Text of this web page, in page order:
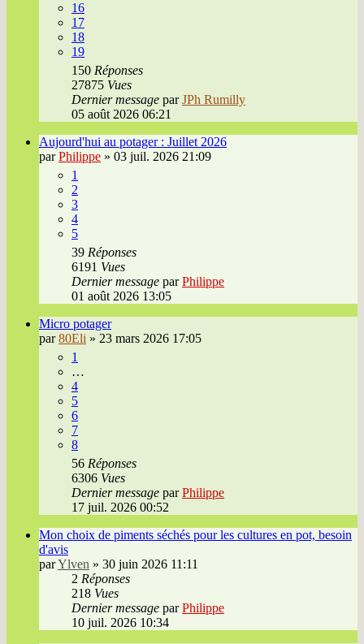
16
17
18
19
150 Réponses
27875 Vues
Dernier message parJPh Rumilly
05 août 2026 06:21
Aujourd'hui au potager : Juillet 2026
parPhilippe » 03 juil. 2026 21:09
1
2
3
4
5
39 Réponses
6191 Vues
Dernier message parPhilippe
01 août 2026 13:05
Micro potager
par80Eli » 23 mars 2026 17:05
1
…
4
5
6
7
8
56 Réponses
6306 Vues
Dernier message parPhilippe
17 juil. 2026 00:52
Mon choix de piments séchés pour les cultures en pot, besoin
d'avis
parYlven » 30 juin 2026 11:11
2 Réponses
218 Vues
Dernier message parPhilippe
10 juil. 2026 10:34